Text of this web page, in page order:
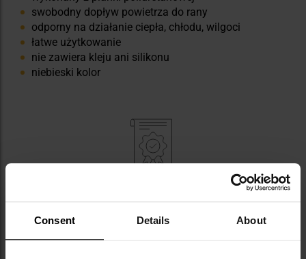
Consent Details About
swobodny dopływ powietrza do rany
odporny na działanie ciepła, chłodu, wilgoci
łatwe użytkowanie
nie zawiera kleju ani silikonu
niebieski kolor
DANE TECHNICZNE